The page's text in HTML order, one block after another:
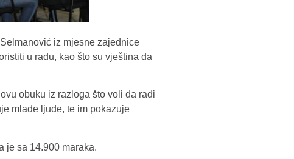
iz mjesne zajednice
u radu, kao što su vještina da
obuku iz razloga što voli da radi
mlade ljude, te im pokazuje
je sa 14.900 maraka.